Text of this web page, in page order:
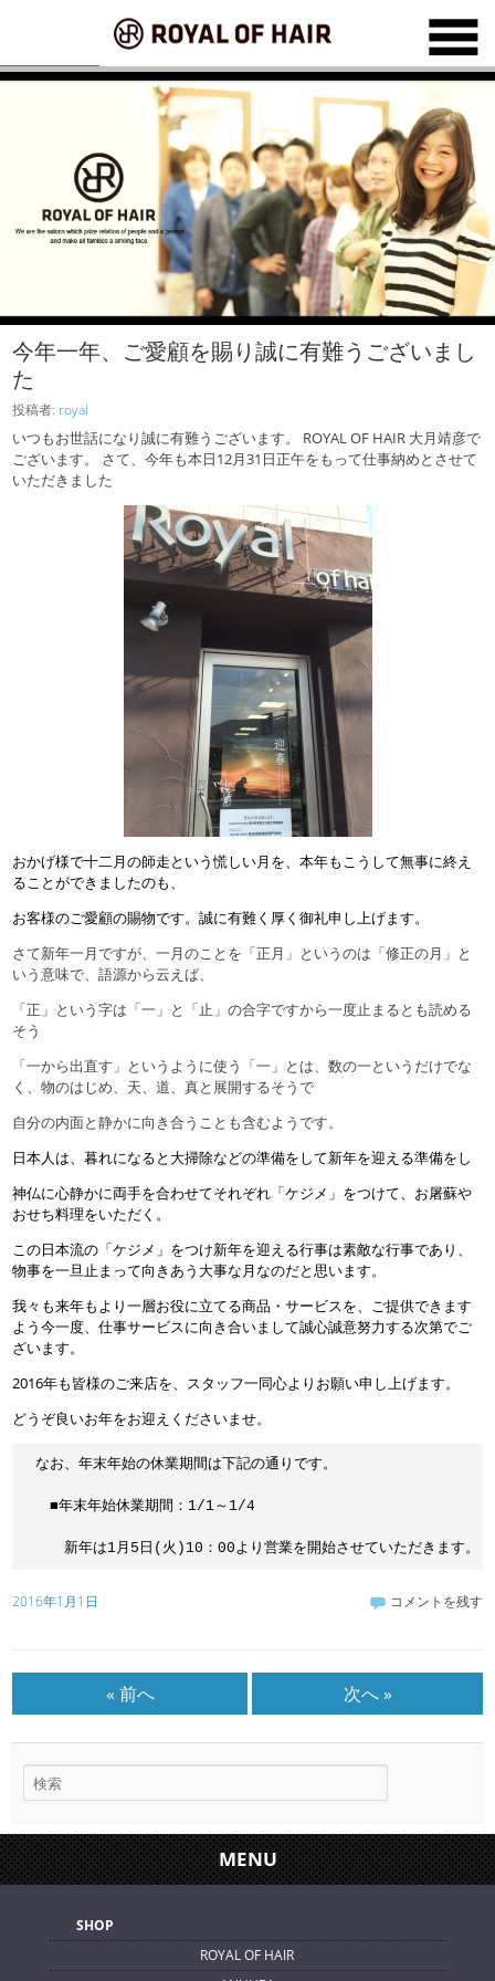
今年一年、ご愛顧を賜り誠に有難うございまし
た
投稿者: royal
いつもお世話になり誠に有難うございます。 ROYAL OF HAIR 大月靖彦で
ございます。 さて、今年も本日12月31日正午をもって仕事納めとさせて
いただきました
おかげ様で十二月の師走という慌しい月を、本年もこうして無事に終え
ることができましたのも、
お客様のご愛顧の賜物です。誠に有難く厚く御礼申し上げます。
さて新年一月ですが、一月のことを「正月」というのは「修正の月」と
いう意味で、語源から云えば、
「正」という字は「一」と「止」の合字ですから一度止まるとも読める
そう
「一から出直す」というように使う「一」とは、数の一というだけでな
く、物のはじめ、天、道、真と展開するそうで
自分の内面と静かに向き合うことも含むようです。
日本人は、暮れになると大掃除などの準備をして新年を迎える準備をし
神仏に心静かに両手を合わせてそれぞれ「ケジメ」をつけて、お屠蘇や
おせち料理をいただく。
この日本流の「ケジメ」をつけ新年を迎える行事は素敵な行事であり、
物事を一旦止まって向きあう大事な月なのだと思います。
我々も来年もより一層お役に立てる商品・サービスを、ご提供できます
よう今一度、仕事サービスに向き合いまして誠心誠意努力する次第でご
ざいます。
2016年も皆様のご来店を、スタッフ一同心よりお願い申し上げます。
どうぞ良いお年をお迎えくださいませ。
なお、年末年始の休業期間は下記の通りです。
■年末年始休業期間：1/1～1/4
2016年1月1日 コメントを残す
« 前へ 次へ »
MENU
SHOP
ROYAL OF HAIR